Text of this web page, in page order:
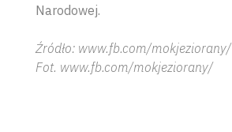
Narodowej.
Źródło: www.fb.com/mokjeziorany/
Fot. www.fb.com/mokjeziorany/